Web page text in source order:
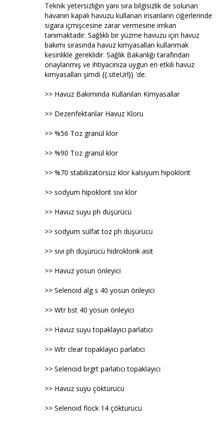
Teknik yetersizliğin yanı sıra bilgisizlik de solunan
havanın kapalı havuzu kullanan insanların ciğerlerinde
sigara içmişcesine zarar vermesine imkan
tanımaktadır. Sağlıklı bir yüzme havuzu için havuz
bakımı sırasında havuz kimyasalları kullanmak
kesinlikle gereklidir. Sağlık Bakanlığı tarafından
onaylanmış ve ihtiyacınıza uygun en etkili havuz
kimyasalları şimdi {{.siteUrl}} 'de.
>> Havuz Bakımında Kullanılan Kimyasallar
>> Dezenfektanlar Havuz Kloru
>> %56 Toz granül klor
>> %90 Toz granül klor
>> %70 stabilizatörsüz klor kalsiyum hipoklorit
>> sodyum hipoklorit sıvı klor
>> Havuz suyu ph düşürücü
>> sodyum sülfat toz ph düşürücü
>> sıvı ph düşürücü hidroklorik asit
>> Havuz yosun önleyici
>> Selenoid alg s 40 yosun önleyici
>> Wtr bst 40 yosun önleyici
>> Havuz suyu topaklayıcı parlatıcı
>> Wtr clear topaklayıcı parlatıcı
>> Selenoid brgrt parlatıcı topaklayıcı
>> Havuz suyu çöktürücü
>> Selenoid flock 14 çöktürücü